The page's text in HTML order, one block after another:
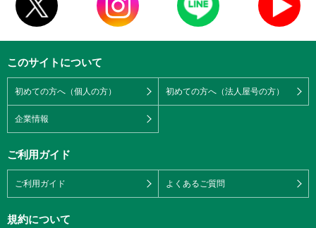
このサイトについて
初めての方へ（個人の方） 初めての方へ（法人屋号の方）
企業情報
ご利用ガイド
ご利用ガイド よくあるご質問
規約について